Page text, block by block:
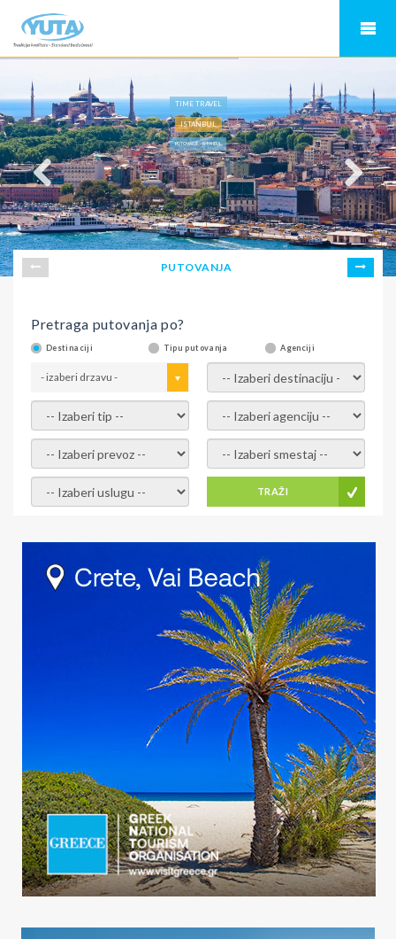
TIME TRAVEL
ISTANBUL
PUTOVANJE - ISTANBUL
PUTOVANJA
Pretraga putovanja po?
Destinaciji Tipu putovanja Agenciji
- izaberi drzavu - - izaberi destinaciju -
- izaberi tip - - izaberi agenciju -
- izaberi prevoz - - Izaberite smestaj -
- Izaberite uslugu - TRAŽI